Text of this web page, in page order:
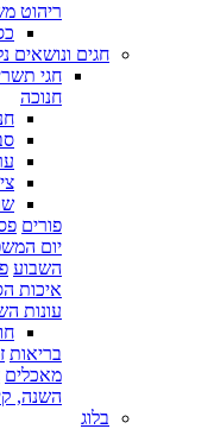
ריהוט
חגים ונושאים
חגי
חנוכה
פורים
יום
השבוע
איכות
עונות
בריאות
מאכלים
השנה,
בלוג